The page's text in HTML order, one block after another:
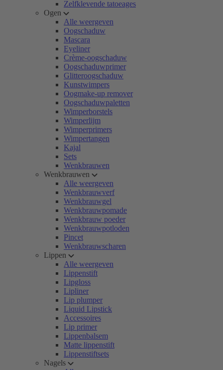
Zelfklevende tatoeages
Ogen
Alle weergeven
Oogschaduw
Mascara
Eyeliner
Crème-oogschaduw
Oogschaduwprimer
Glitteroogschaduw
Kunstwimpers
Oogmake-up remover
Oogschaduwpaletten
Wimperborstels
Wimperlijm
Wimperprimers
Wimpertangen
Kajal
Sets
Wenkbrauwen
Wenkbrauwen
Alle weergeven
Wenkbrauwverf
Wenkbrauwgel
Wenkbrauwpomade
Wenkbrauw poeder
Wenkbrauwpotloden
Pincet
Wenkbrauwscharen
Lippen
Alle weergeven
Lippenstift
Lipgloss
Lipliner
Lip plumper
Liquid Lipstick
Accessoires
Lip primer
Lippenbalsem
Matte lippenstift
Lippenstiftsets
Nagels